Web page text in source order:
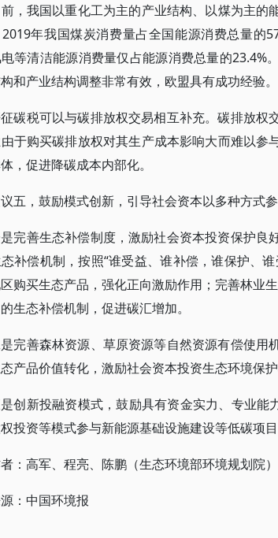
，我国以重化工为主的产业结构、以煤为主
年我国煤炭消费量占全国能源消费总量的
等清洁能源消费量仅占能源消费总量的23.4%
和产业结构调整非常有效，欧盟具有成功经验。
碳税可以与碳排放权交易相互补充。碳排放权
于购买碳排放权对其生产成本影响大而难以参
，促进降碳成本内部化。
五，鼓励模式创新，引导社会资本以多种方式参
完善生态补偿制度，激励社会资本投资保护良
补偿机制，按照“谁受益、谁补偿，谁保护、
购买生态产品，强化正向激励作用；完善林业
生态补偿机制，促进碳汇增加。
完善森林资源、草原资源等自然资源有偿使用
产品价值转化，激励社会资本投资生态环境保护
创新投融资模式，鼓励具有资金实力、专业能
投资等模式参与新能源基础设施建设等低碳项目
：高军、程亮、陈鹏（生态环境部环境规划院）
：中国环境报